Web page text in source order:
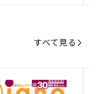
すべて見る